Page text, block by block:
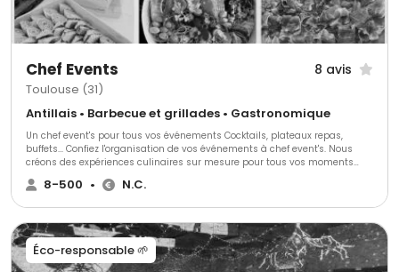
Chef Events 8 avis
Toulouse (31)
Antillais • Barbecue et grillades • Gastronomique
Un chef event's pour tous vos événements Cocktails, plateaux repas,
buffets... Confiez l'organisation de vos événements à chef event's. Nous
créons des expériences culinaires sur mesure pour tous vos moments
spéciaux, en entreprise comme à la maison.
8-500 • N.C.
Éco-responsable 🌱